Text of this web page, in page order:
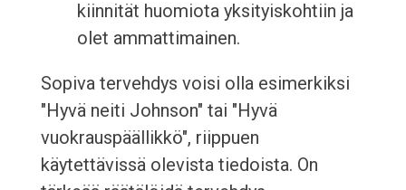
kiinnität huomiota yksityiskohtiin ja
olet ammattimainen.
Sopiva tervehdys voisi olla esimerkiksi
"Hyvä neiti Johnson" tai "Hyvä
vuokrauspäällikkö", riippuen
käytettävissä olevista tiedoista. On